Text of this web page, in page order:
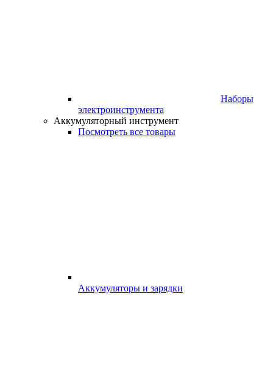
Наборы
электроинструмента
Аккумуляторный инструмент
Посмотреть все товары
Аккумуляторы и зарядки